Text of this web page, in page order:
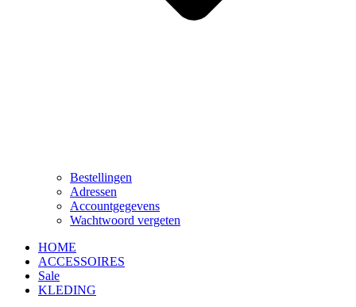
Bestellingen
Adressen
Accountgegevens
Wachtwoord vergeten
HOME
ACCESSOIRES
Sale
KLEDING